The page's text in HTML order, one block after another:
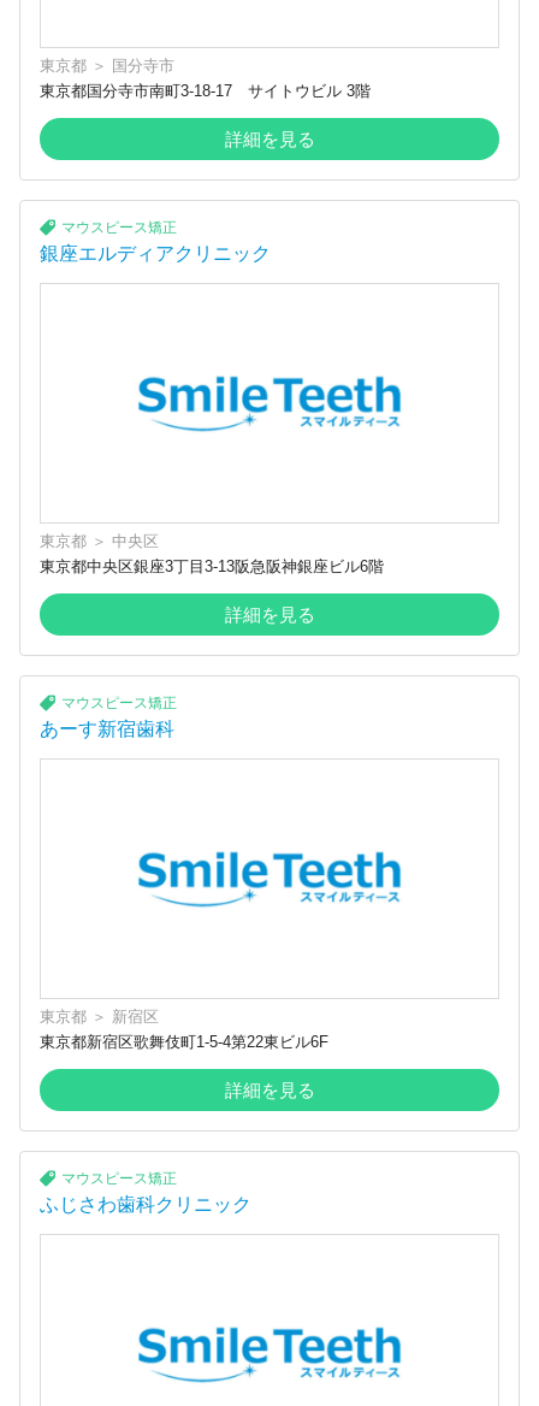
東京都 ＞ 国分寺市
東京都国分寺市南町3-18-17 サイトウビル 3階
詳細を見る
マウスピース矯正
銀座エルディアクリニック
東京都 ＞ 中央区
東京都中央区銀座3丁目3-13阪急阪神銀座ビル6階
詳細を見る
マウスピース矯正
あーす新宿歯科
東京都 ＞ 新宿区
東京都新宿区歌舞伎町1-5-4第22東ビル6F
詳細を見る
マウスピース矯正
ふじさわ歯科クリニック